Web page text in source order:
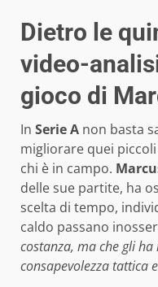
Dietro le
video-
gioco di
In Serie A non basta
migliorare quei
chi è in campo.
delle sue partite, ha
scelta di tempo,
caldo passano
costanza, ma che gli
consapevolezza tattica